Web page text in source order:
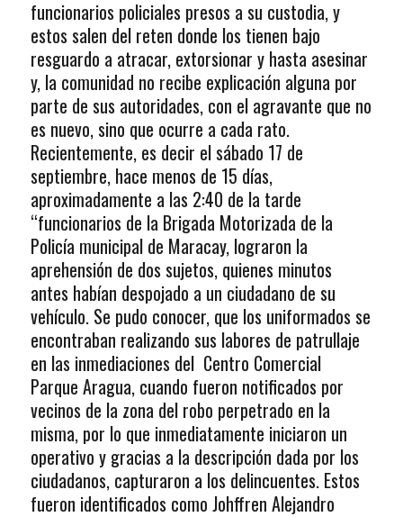
funcionarios policiales presos a su custodia, y
estos salen del reten donde los tienen bajo
resguardo a atracar, extorsionar y hasta asesinar
y, la comunidad no recibe explicación alguna por
parte de sus autoridades, con el agravante que no
es nuevo, sino que ocurre a cada rato.
Recientemente, es decir el sábado 17 de
septiembre, hace menos de 15 días,
aproximadamente a las 2:40 de la tarde
“funcionarios de la Brigada Motorizada de la
Policía municipal de Maracay, lograron la
aprehensión de dos sujetos, quienes minutos
antes habían despojado a un ciudadano de su
vehículo. Se pudo conocer, que los uniformados se
encontraban realizando sus labores de patrullaje
en las inmediaciones del Centro Comercial
Parque Aragua, cuando fueron notificados por
vecinos de la zona del robo perpetrado en la
misma, por lo que inmediatamente iniciaron un
operativo y gracias a la descripción dada por los
ciudadanos, capturaron a los delincuentes. Estos
fueron identificados como Johffren Alejandro